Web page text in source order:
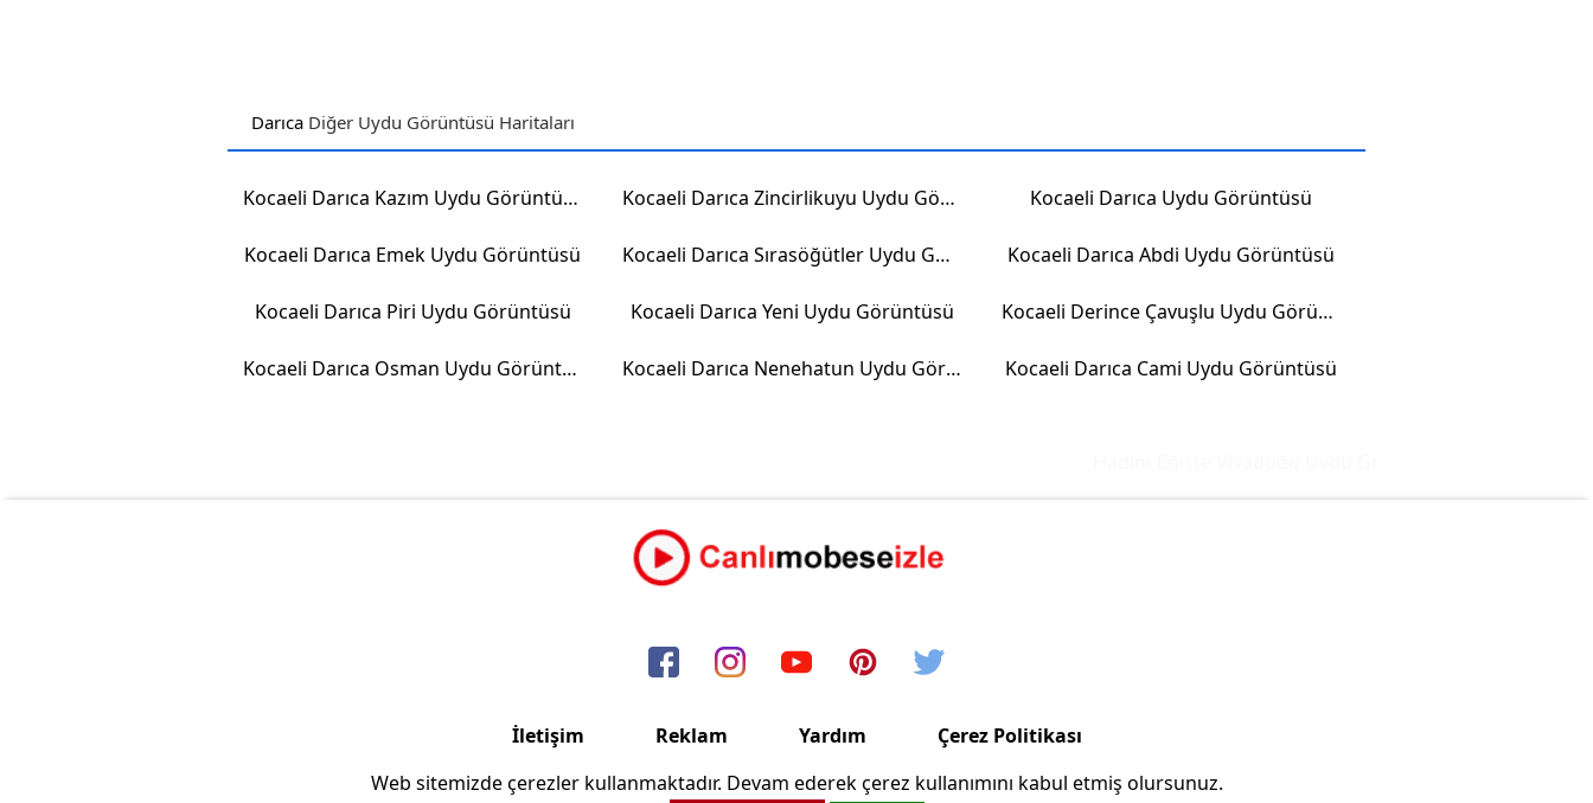
Darıca Diğer Uydu Görüntüsü Haritaları
Kocaeli Darıca Kazım Uydu Görüntüsü Kocaeli Darıca Zincirlikuyu Uydu Görüntüsü Kocaeli Darıca Uydu Görüntüsü
Kocaeli Darıca Emek Uydu Görüntüsü Kocaeli Darıca Sırasöğütler Uydu Görüntüsü Kocaeli Darıca Abdi Uydu Görüntüsü
Kocaeli Darıca Piri Uydu Görüntüsü Kocaeli Darıca Yeni Uydu Görüntüsü Kocaeli Derince Çavuşlu Uydu Görüntüsü
Kocaeli Darıca Osman Uydu Görüntüsü Kocaeli Darıca Nenehatun Uydu Görüntüsü Kocaeli Darıca Cami Uydu Görüntüsü
İletişim Reklam Yardım Çerez Politikası
Web sitemizde çerezler kullanmaktadır. Devam ederek çerez kullanımını kabul etmiş olursunuz.